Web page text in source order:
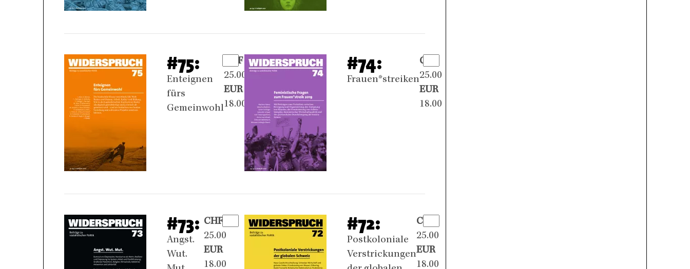
#75:
Enteignen
fürs
Gemeinwohl
CHF
25.00
EUR
18.00
#74:
Frauen*streiken
CHF
25.00
EUR
18.00
#73:
Angst.
Wut.
CHF
25.00
EUR
18.00
#72:
Postkoloniale
Verstrickungen
CHF
25.00
EUR
18.00